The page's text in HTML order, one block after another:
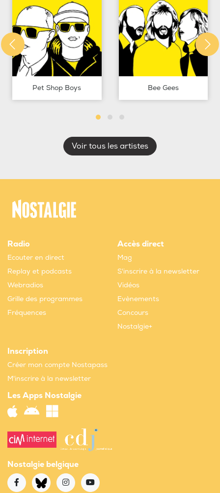
Pet Shop Boys Bee Gees
Voir tous les artistes
Radio
Ecouter en direct
Replay et podcasts
Webradios
Grille des programmes
Fréquences
Accès direct
Mag
S'inscrire à la newsletter
Vidéos
Evènements
Concours
Nostalgie+
Inscription
Créer mon compte Nostapass
M'inscrire à la newsletter
Les Apps Nostalgie
Nostalgie belgique